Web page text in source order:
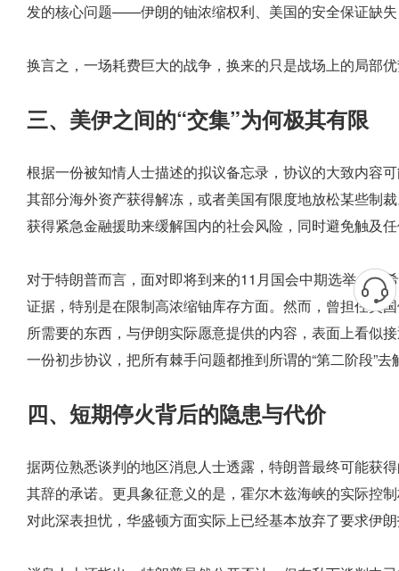
发的核心问题——伊朗的铀浓缩权利、美国的安全保证缺
换言之，一场耗费巨大的战争，换来的只是战场上的局部
三、美伊之间的“交集”为何极其有限
根据一份被知情人士描述的拟议备忘录，协议的大致内容
其部分海外资产获得解冻，或者美国有限度地放松某些
获得紧急金融援助来缓解国内的社会风险，同时避免触及
对于特朗普而言，面对即将到来的11月国会中期选举，他
证据，特别是在限制高浓缩铀库存方面。然而，曾担任美
所需要的东西，与伊朗实际愿意提供的内容，表面上看似
一份初步协议，把所有棘手问题都推到所谓的“第二阶段”
四、短期停火背后的隐患与代价
据两位熟悉谈判的地区消息人士透露，特朗普最终可能获
其辞的承诺。更具象征意义的是，霍尔木兹海峡的实际控
对此深表担忧，华盛顿方面实际上已经基本放弃了要求伊